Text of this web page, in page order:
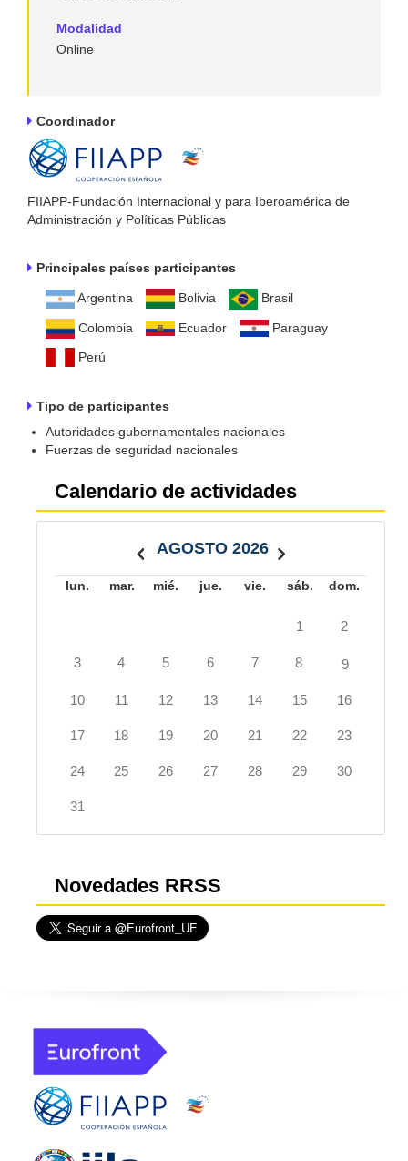
Modalidad
Online
Coordinador
FIIAPP-Fundación Internacional y para Iberoamérica de
Administración y Políticas Públicas
Principales países participantes
Argentina Bolivia Brasil
Colombia Ecuador
Paraguay
Perú
Tipo de participantes
Autoridades gubernamentales nacionales
Fuerzas de seguridad nacionales
Calendario de actividades
AGOSTO 2026
lun. mar. mié. jue. vie. sáb. dom.
1 2
3 4 5 6 7 8 9
10 11 12 13 14 15 16
17 18 19 20 21 22 23
24 25 26 27 28 29 30
31
Novedades RRSS